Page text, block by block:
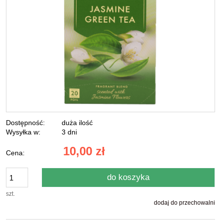
Dostępność:
duża ilość
Wysyłka w:
3 dni
Cena: 10,00 zł
szt.
do koszyka
dodaj do przechowalni